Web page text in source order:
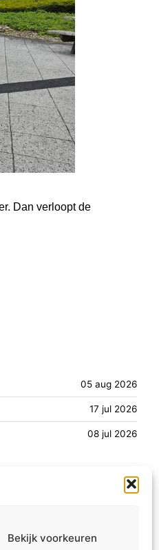
Bekijk voorkeuren
Dan verloopt de
05 aug 2026
17 jul 2026
08 jul 2026